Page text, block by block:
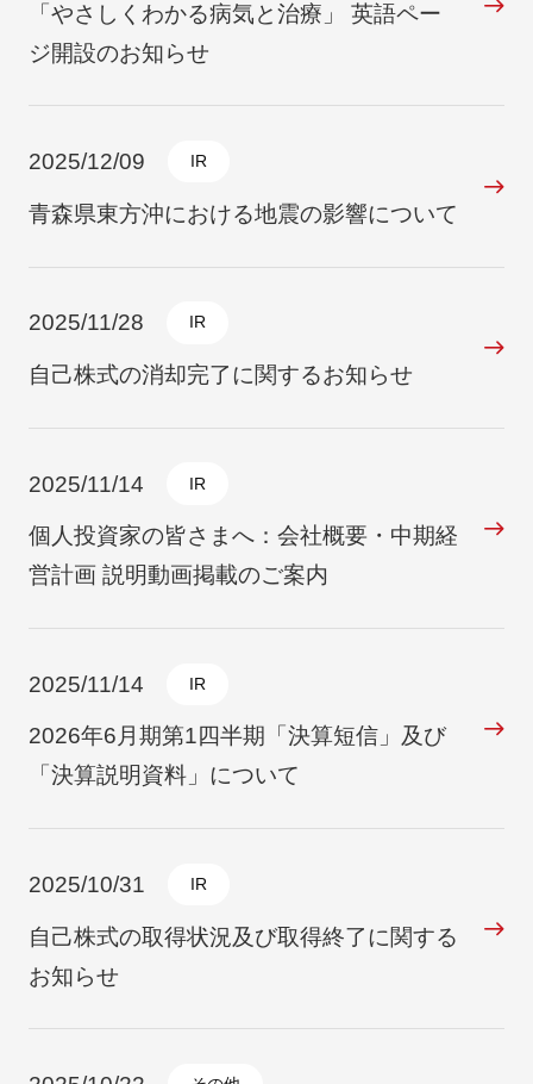
「やさしくわかる病気と治療」 英語ペー
ジ開設のお知らせ
2025/12/09 IR
青森県東方沖における地震の影響について
2025/11/28 IR
自己株式の消却完了に関するお知らせ
2025/11/14 IR
個人投資家の皆さまへ：会社概要・中期経
営計画 説明動画掲載のご案内
2025/11/14 IR
2026年6月期第1四半期「決算短信」及び
「決算説明資料」について
2025/10/31 IR
自己株式の取得状況及び取得終了に関する
お知らせ